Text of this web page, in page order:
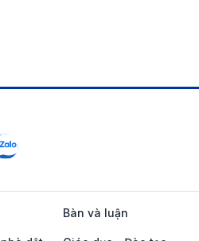
Bàn và luận